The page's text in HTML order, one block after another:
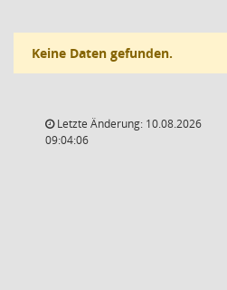
Keine Daten gefunden.
Letzte Änderung: 10.08.2026
09:04:06